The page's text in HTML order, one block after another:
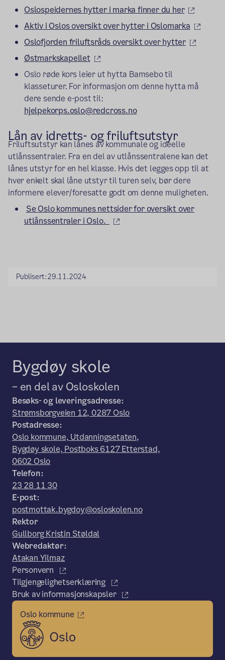
Oslospeidernes hytter i marka finner du her
Aktiv i Oslos oversikt over hytter i Oslomarka
Oslofjorden friluftsråds oversikt over hytter
Østmarkskapellet
(ekstern lenke)
Oslo røde kors leier ut hytta Bamsebo til
klasseturer. For informasjon om denne hytta må
dere sende e-post til:
hjelpekorps.oslo@redcross.no
Lån av idretts- ogfriluftsutstyr
Friluftsutstyr kan lånes av kommunale og ideelle
utlånssentraler. Fra en del av utlånssentralene kan det
lånes utstyr for en hel klasse. Hvis det legges opp til at
hver enkelt skal låne utstyr til turen selv, bør dere
informere elever/foresatte godt om denne muligheten.
Se Oslo kommunes nettsider for oversikt over
utlånssentraler i Oslo.
(ekstern lenke)
Publisert:29.11.2024
Bygdøy skole
– en del av Osloskolen
Besøks- og leveringsadresse:
Strømsborgveien 12, 0287 Oslo
Postadresse:
Oslo kommune, Utdanningsetaten,
Bygdøy skole, Postboks 6127 Etterstad,
0602 Oslo
Telefon:
23 28 11 30
E-post:
postmottak.bygdoy@osloskolen.no
Rektor
Gullborg Kristin Støldal
Webredaktør:
Atakan Yilmaz
Personvern
Tilgjengelighetserklæring
Bruk av informasjonskapsler
Oslo kommune